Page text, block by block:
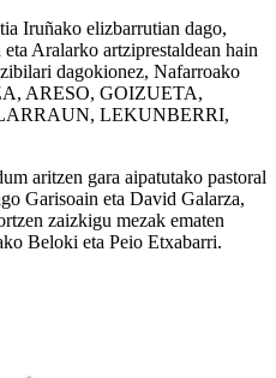
Iruñako elizbarrutian dago,
Aralarko artziprestaldean hain
dagokionez, Nafarroako
ARESO, GOIZUETA,
LEKUNBERRI,
aritzen gara aipatutako pastoral
Garisoain eta David Galarza,
zaizkigu mezak ematen
Beloki eta Peio Etxabarri.